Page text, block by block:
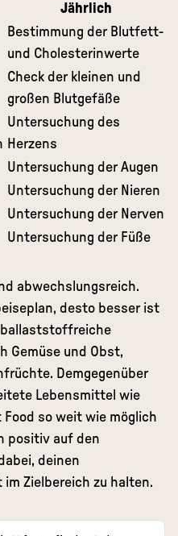
Jährlich
Bestimmung der Blutfett-
und Cholesterinwerte
Check der kleinen und
großen Blutgefäße
Untersuchung des
Herzens
Untersuchung der Augen
Untersuchung der Nieren
Untersuchung der Nerven
Untersuchung der Füße
abwechslungsreich.
desto besser ist
ballaststoffreiche
Gemüse und Obst,
Demgegenüber
Lebensmittel wie
Food so weit wie möglich
positiv auf den
deinen
Zielbereich zu halten.